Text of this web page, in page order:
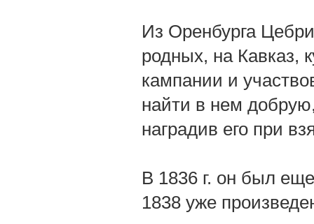
Из Оренбурга
родных, на Кавказ,
кампании и
найти в нем
наградив его при
В 1836 г. он был
1838 уже